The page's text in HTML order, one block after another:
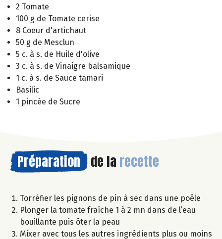
2 Tomate
100 g de Tomate cerise
8 Coeur d'artichaut
50 g de Mesclun
5 c. à s. de Huile d'olive
3 c. à s. de Vinaigre balsamique
1 c. à s. de Sauce tamari
Basilic
1 pincée de Sucre
Préparation de la recette
Torréfier les pignons de pin à sec dans une poêle
Plonger la tomate fraîche 1 à 2 mn dans de l’eau
bouillante puis ôter la peau
Mixer avec tous les autres ingrédients plus ou moins